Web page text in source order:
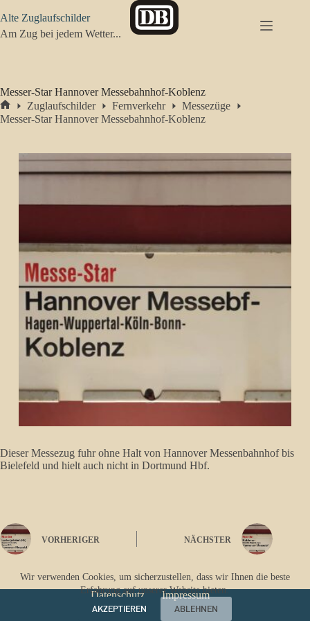
Inhalt
springen
Wir verwenden Cookies, um sicherzustellen, dass wir Ihnen die beste
Erfahrung auf unserer Website bieten.
AKZEPTIEREN
ABLEHNEN
Alte Zuglaufschilder
Am Zug bei jedem Wetter...
Messer-Star Hannover Messebahnhof-Koblenz
Start
Zuglaufschilder Fernverkehr
Messezüge
Messer-Star Hannover Messebahnhof-Koblenz
Dieser Messezug fuhr ohne Halt von Hannover Messenbahnhof bis
Bielefeld und hielt auch nicht in Dortmund Hbf.
VORHERIGER NÄCHSTER
Datenschutz Impressum